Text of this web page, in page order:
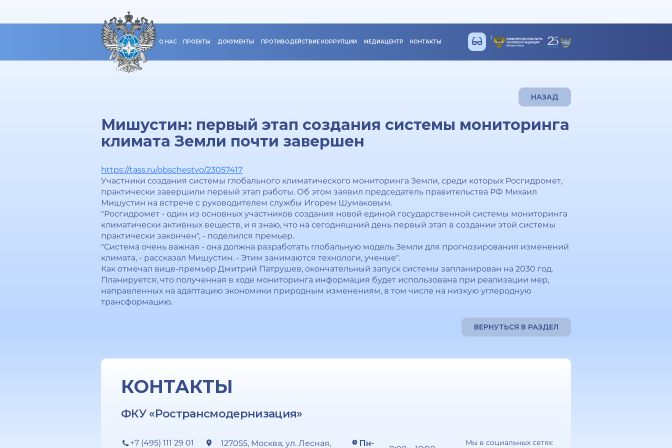
О НАС ПРОЕКТЫ ДОКУМЕНТЫ ПРОТИВОДЕЙСТВИЕ КОРРУПЦИИ МЕДИАЦЕНТР КОНТАКТЫ
НАЗАД
Мишустин: первый этап создания системы мониторинга
климата Земли почти завершен
https://tass.ru/obschestvo/23057417
Участники создания системы глобального климатического мониторинга Земли, среди которых Росгидромет,
практически завершили первый этап работы. Об этом заявил председатель правительства РФ Михаил
Мишустин на встрече с руководителем службы Игорем Шумаковым.
"Росгидромет - один из основных участников создания новой единой государственной системы мониторинга
климатически активных веществ, и я знаю, что на сегодняшний день первый этап в создании этой системы
практически закончен", - поделился премьер.
"Система очень важная - она должна разработать глобальную модель Земли для прогнозирования изменений
климата, - рассказал Мишустин. - Этим занимаются технологи, ученые".
Как отмечал вице-премьер Дмитрий Патрушев, окончательный запуск системы запланирован на 2030 год.
Планируется, что полученная в ходе мониторинга информация будет использована при реализации мер,
направленных на адаптацию экономики природным изменениям, в том числе на низкую углеродную
трансформацию.
ВЕРНУТЬСЯ В РАЗДЕЛ
КОНТАКТЫ
ФКУ «Ространсмодернизация»
+7 (495) 111 29 01 127055, Москва, ул. Лесная, Пн- Мы в социальных сетях: